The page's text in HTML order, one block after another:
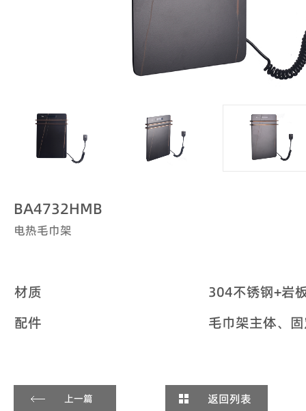
BA4732HMB
电热毛巾架
材质
304不锈钢+岩
配件
毛巾架主体、
上一篇 返回列表